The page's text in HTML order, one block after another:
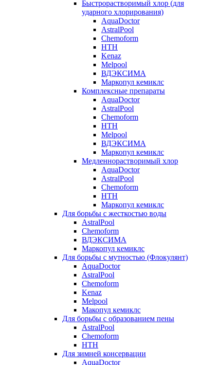
Быстрорастворимый хлор (для
ударного хлорирования)
AquaDoctor
AstralPool
Chemoform
HTH
Kenaz
Melpool
ВДЭКСИМА
Маркопул кемиклс
Комплексные препараты
AquaDoctor
AstralPool
Chemoform
HTH
Melpool
ВДЭКСИМА
Маркопул кемиклс
Медленнорастворимый хлор
AquaDoctor
AstralPool
Chemoform
HTH
Маркопул кемиклс
Для борьбы с жесткостью воды
AstralPool
Chemoform
ВДЭКСИМА
Маркопул кемиклс
Для борьбы с мутностью (Флокулянт)
AquaDoctor
AstralPool
Chemoform
Kenaz
Melpool
Макопул кемиклс
Для борьбы с образованием пены
AstralPool
Chemoform
HTH
Для зимней консервации
AquaDoctor